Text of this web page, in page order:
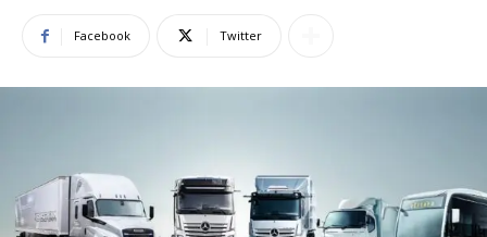
Facebook Twitter